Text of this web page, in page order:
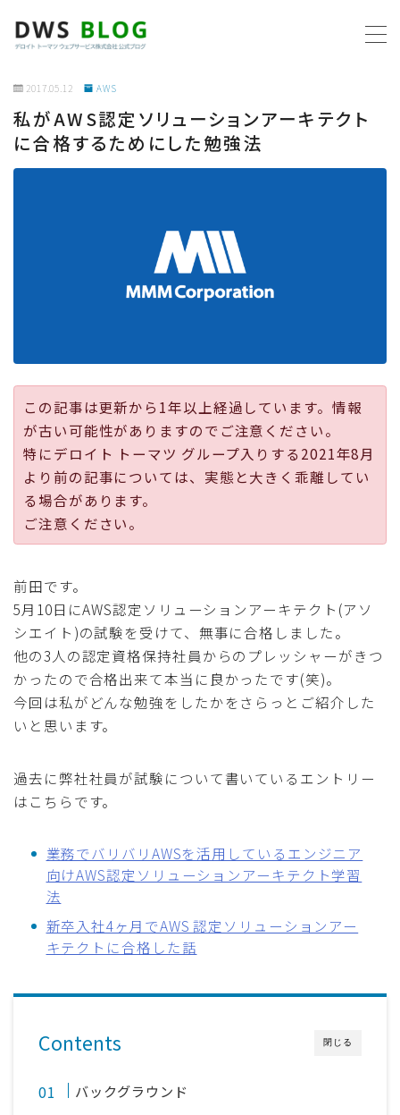
ホーム
AWS
公式ページ
2017.05.12 AWS
私がAWS認定ソリューションアーキテクト
に合格するためにした勉強法
この記事は更新から1年以上経過しています。情報
が古い可能性がありますのでご注意ください。
特にデロイト トーマツ グループ入りする2021年8月
より前の記事については、実態と大きく乖離してい
る場合があります。
ご注意ください。
前田です。
5月10日にAWS認定ソリューションアーキテクト(アソ
シエイト)の試験を受けて、無事に合格しました。
他の3人の認定資格保持社員からのプレッシャーがきつ
かったので合格出来て本当に良かったです(笑)。
今回は私がどんな勉強をしたかをさらっとご紹介した
いと思います。
過去に弊社社員が試験について書いているエントリー
はこちらです。
業務でバリバリAWSを活用しているエンジニア
向けAWS認定ソリューションアーキテクト学習
法
新卒入社4ヶ月でAWS 認定ソリューションアー
キテクトに合格した話
閉じる
Contents
バックグラウンド